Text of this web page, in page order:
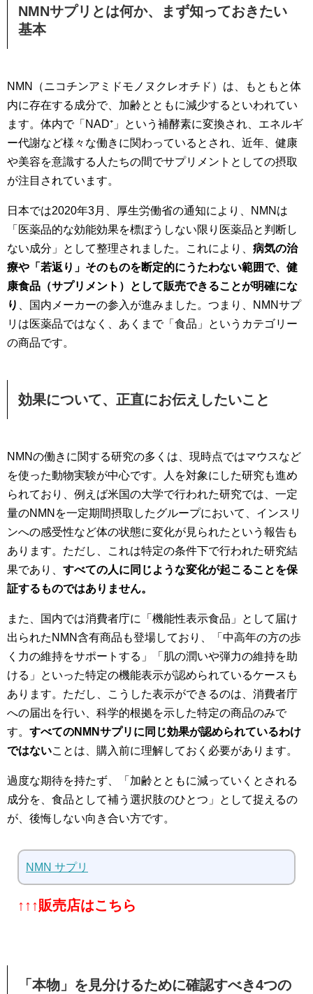
NMNサプリとは何か、まず知っておきたい
基本
NMN（ニコチンアミドモノヌクレオチド）は、もともと体
内に存在する成分で、加齢とともに減少するといわれてい
ます。体内で「NAD⁺」という補酵素に変換され、エネルギ
ー代謝など様々な働きに関わっているとされ、近年、健康
や美容を意識する人たちの間でサプリメントとしての摂取
が注目されています。
日本では2020年3月、厚生労働省の通知により、NMNは
「医薬品的な効能効果を標ぼうしない限り医薬品と判断し
ない成分」として整理されました。これにより、 病気の治
療や「若返り」そのものを断定的にうたわない範囲で、健
康食品（サプリメント）として販売できることが明確にな
り
、国内メーカーの参入が進みました。つまり、NMNサプ
リは医薬品ではなく、あくまで「食品」というカテゴリー
の商品です。
効果について、正直にお伝えしたいこと
NMNの働きに関する研究の多くは、現時点ではマウスなど
を使った動物実験が中心です。人を対象にした研究も進め
られており、例えば米国の大学で行われた研究では、一定
量のNMNを一定期間摂取したグループにおいて、インスリ
ンへの感受性など体の状態に変化が見られたという報告も
あります。ただし、これは特定の条件下で行われた研究結
果であり、 すべての人に同じような変化が起こることを保
証するものではありません。
また、国内では消費者庁に「機能性表示食品」として届け
出られたNMN含有商品も登場しており、「中高年の方の歩
く力の維持をサポートする」「肌の潤いや弾力の維持を助
ける」といった特定の機能表示が認められているケースも
あります。ただし、こうした表示ができるのは、消費者庁
への届出を行い、科学的根拠を示した特定の商品のみで
す。 すべてのNMNサプリに同じ効果が認められているわけ
ではないことは、購入前に理解しておく必要があります。
過度な期待を持たず、「加齢とともに減っていくとされる
成分を、食品として補う選択肢のひとつ」として捉えるの
が、後悔しない向き合い方です。
NMN サプリ
↑↑↑販売店はこちら
「本物」を見分けるために確認すべき4つの